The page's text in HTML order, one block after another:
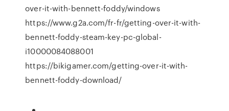
over-it-with-bennett-foddy/windows
https://www.g2a.com/fr-fr/getting-over-it-with-
bennett-foddy-steam-key-pc-global-
i10000084088001
https://bikigamer.com/getting-over-it-with-
bennett-foddy-download/